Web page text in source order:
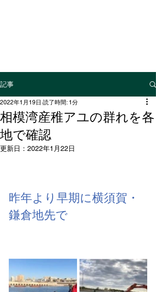
記事
相模湾産稚アユの群れを各
地で確認
2022年1月19日 読了時間: 1分
更新日： 2022年1月22日
昨年より早期に横須賀・
鎌倉地先で